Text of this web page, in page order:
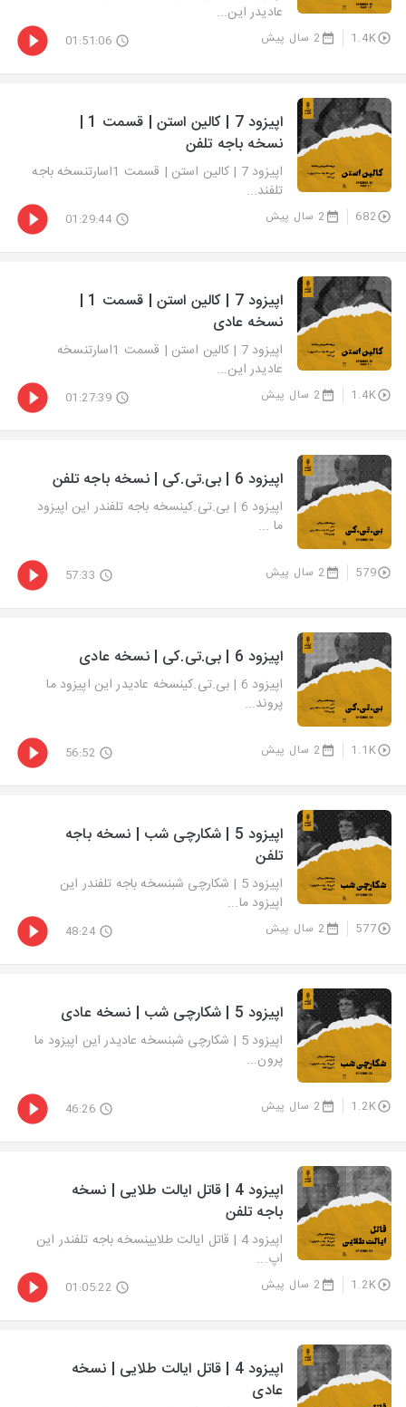
عادیدر این...
1.4K 2 سال پیش 01:51:06
اپیزود 7 | کالین استن | قسمت 1 |
نسخه باجه تلفن
اپیزود 7 | کالین استن | قسمت 1اسارتنسخه باجه
تلفند...
682 2 سال پیش 01:29:44
اپیزود 7 | کالین استن | قسمت 1 |
نسخه عادی
اپیزود 7 | کالین استن | قسمت 1اسارتنسخه
عادیدر این...
1.4K 2 سال پیش 01:27:39
اپیزود 6 | بی.تی.کی | نسخه باجه تلفن
اپیزود 6 | بی.تی.کینسخه باجه تلفندر این اپیزود
ما ...
579 2 سال پیش 57:33
اپیزود 6 | بی.تی.کی | نسخه عادی
اپیزود 6 | بی.تی.کینسخه عادیدر این اپیزود ما
پروند...
1.1K 2 سال پیش 56:52
اپیزود 5 | شکارچی شب | نسخه باجه
تلفن
اپیزود 5 | شکارچی شبنسخه باجه تلفندر این
اپیزود ما...
577 2 سال پیش 48:24
اپیزود 5 | شکارچی شب | نسخه عادی
اپیزود 5 | شکارچی شبنسخه عادیدر این اپیزود ما
پرون...
1.2K 2 سال پیش 46:26
اپیزود 4 | قاتل ایالت طلایی | نسخه
باجه تلفن
اپیزود 4 | قاتل ایالت طلایینسخه باجه تلفندر این
اپ...
1.2K 2 سال پیش 01:05:22
اپیزود 4 | قاتل ایالت طلایی | نسخه
عادی